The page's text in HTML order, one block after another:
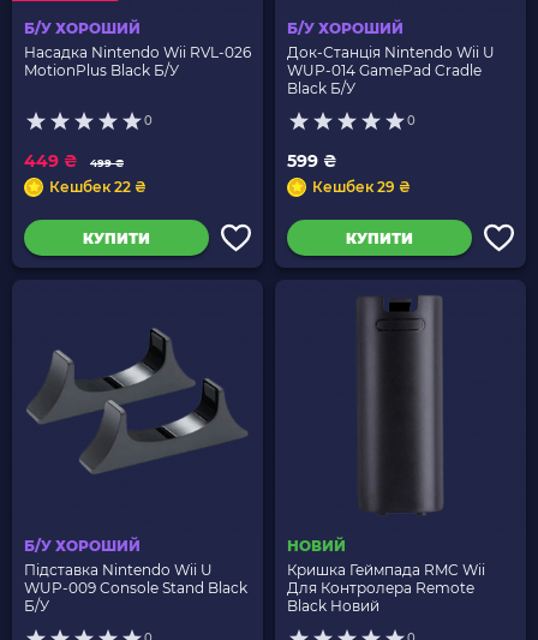
Б/У ХОРОШИЙ
Насадка Nintendo Wii RVL-026
MotionPlus Black Б/У
0
499 ₴
449 ₴
Кешбек 22 ₴
КУПИТИ
Б/У ХОРОШИЙ
Док-Станція Nintendo Wii U
WUP-014 GamePad Cradle
Black Б/У
0
599 ₴
Кешбек 29 ₴
КУПИТИ
Б/У ХОРОШИЙ
Підставка Nintendo Wii U
WUP-009 Console Stand Black
Б/У
НОВИЙ
Кришка Геймпада RMC Wii
Для Контролера Remote
Black Новий